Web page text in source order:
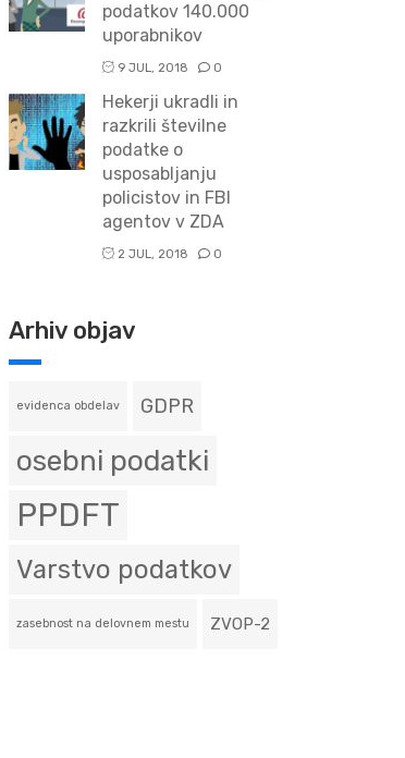
podatkov 140.000
uporabnikov
9 JUL, 2018 0
Hekerji ukradli in
razkrili številne
podatke o
usposabljanju
policistov in FBI
agentov v ZDA
2 JUL, 2018 0
Arhiv objav
evidenca obdelav GDPR
osebni podatki
PPDFT
Varstvo podatkov
zasebnost na delovnem mestu ZVOP-2